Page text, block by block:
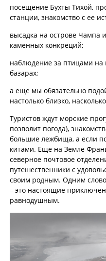
посещение Бухты Тихой,
станции, знакомство с ее
высадка на острове Чампа
каменных конкреций;
наблюдение за птицами
базарах;
а еще мы обязательно
настолько близко,
Туристов ждут морские
позволит погода),
большие лежбища, а если
китами. Еще на Земле
северное почтовое
путешественники с
своим родным. Одним
– это настоящие
равнодушным.